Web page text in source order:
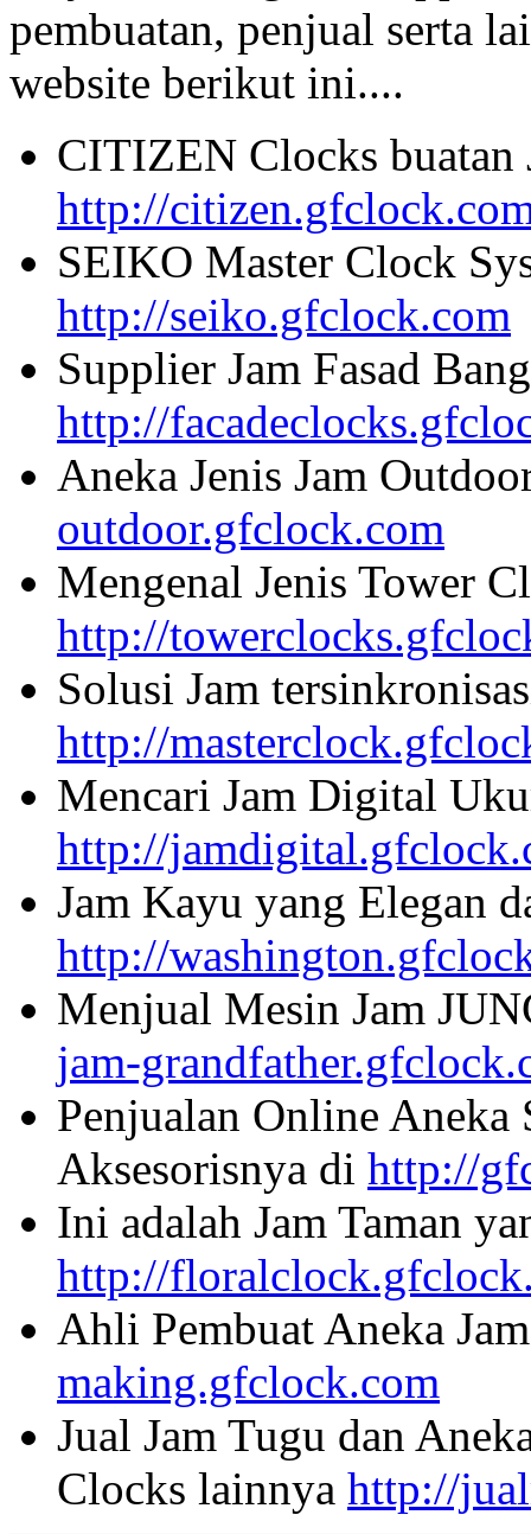
pembuatan, penjual serta
website berikut ini....
CITIZEN Clocks buatan
http://
SEIKO Master Clock
http://seiko.gfclock.com
Supplier Jam Fasad
http://
Aneka Jenis Jam
outdoor.gfclock.com
Mengenal Jenis Tower
http://
Solusi Jam
http://
Mencari Jam Digital
http://
Jam Kayu yang Elegan
http://
Menjual Mesin Jam
jam-
Penjualan Online Aneka
Aksesorisnya di http://
Ini adalah Jam Taman
http://
Ahli Pembuat Aneka
making.gfclock.com
Jual Jam Tugu dan
Clocks lainnya http://